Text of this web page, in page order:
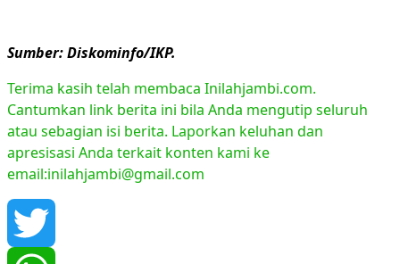
Sumber: Diskominfo/IKP.
Terima kasih telah membaca Inilahjambi.com.
Cantumkan link berita ini bila Anda mengutip seluruh
atau sebagian isi berita. Laporkan keluhan dan
apresisasi Anda terkait konten kami ke
email:inilahjambi@gmail.com